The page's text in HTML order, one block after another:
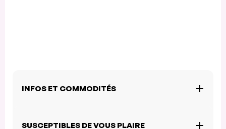
INFOS ET COMMODITÉS
SUSCEPTIBLES DE VOUS PLAIRE